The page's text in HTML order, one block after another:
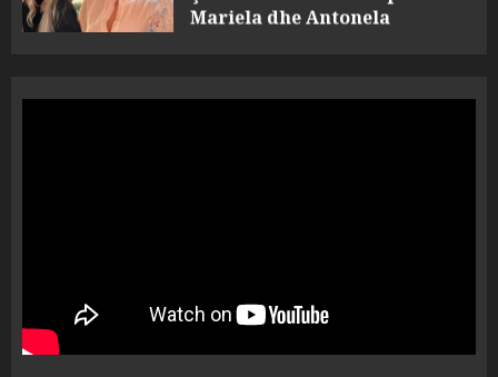
4 MARCH 25, 2025
1
“bosen” Joana Nano për
abuzim me fondet publike dhe
pasuri të pajustifikuar